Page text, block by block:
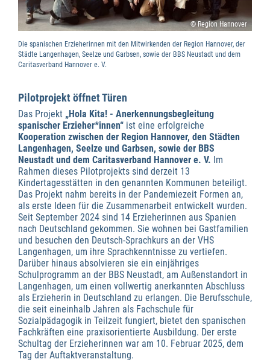
© Region Hannover
Die spanischen Erzieherinnen mit den Mitwirkenden der Region Hannover, der
Städte Langenhagen, Seelze und Garbsen, sowie der BBS Neustadt und dem
Caritasverband Hannover e. V.
Pilotprojekt öffnet Türen
Das Projekt „Hola Kita! - Anerkennungsbegleitung
spanischer Erzieher*innen“ ist eine erfolgreiche
Kooperation zwischen der Region Hannover, den Städten
Langenhagen, Seelze und Garbsen, sowie der BBS
Neustadt und dem Caritasverband Hannover e. V. Im
Rahmen dieses Pilotprojekts sind derzeit 13
Kindertagesstätten in den genannten Kommunen beteiligt.
Das Projekt nahm bereits in der Pandemiezeit Formen an,
als erste Ideen für die Zusammenarbeit entwickelt wurden.
Seit September 2024 sind 14 Erzieherinnen aus Spanien
nach Deutschland gekommen. Sie wohnen bei Gastfamilien
und besuchen den Deutsch-Sprachkurs an der VHS
Langenhagen, um ihre Sprachkenntnisse zu vertiefen.
Darüber hinaus absolvieren sie ein einjähriges
Schulprogramm an der BBS Neustadt, am Außenstandort in
Langenhagen, um einen vollwertig anerkannten Abschluss
als Erzieherin in Deutschland zu erlangen. Die Berufsschule,
die seit eineinhalb Jahren als Fachschule für
Sozialpädagogik in Teilzeit fungiert, bietet den spanischen
Fachkräften eine praxisorientierte Ausbildung. Der erste
Schultag der Erzieherinnen war am 10. Februar 2025, dem
Tag der Auftaktveranstaltung.